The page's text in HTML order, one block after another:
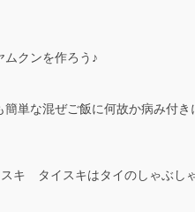
クンを作ろう♪
単な混ぜご飯に何故か病み付き
キ タイスキはタイのしゃぶし